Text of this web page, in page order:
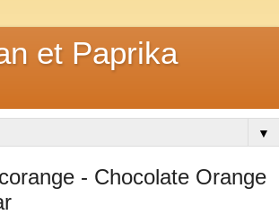
et Paprika
▼
- Chocolate Orange